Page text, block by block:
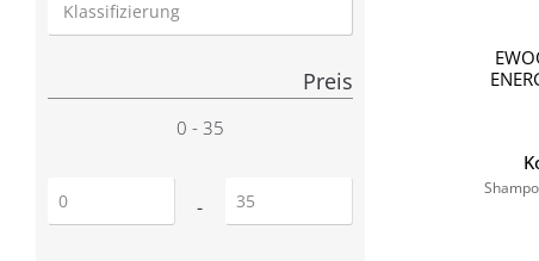
Preis
0 - 35
Prezzo minimo - Prezzo massimo